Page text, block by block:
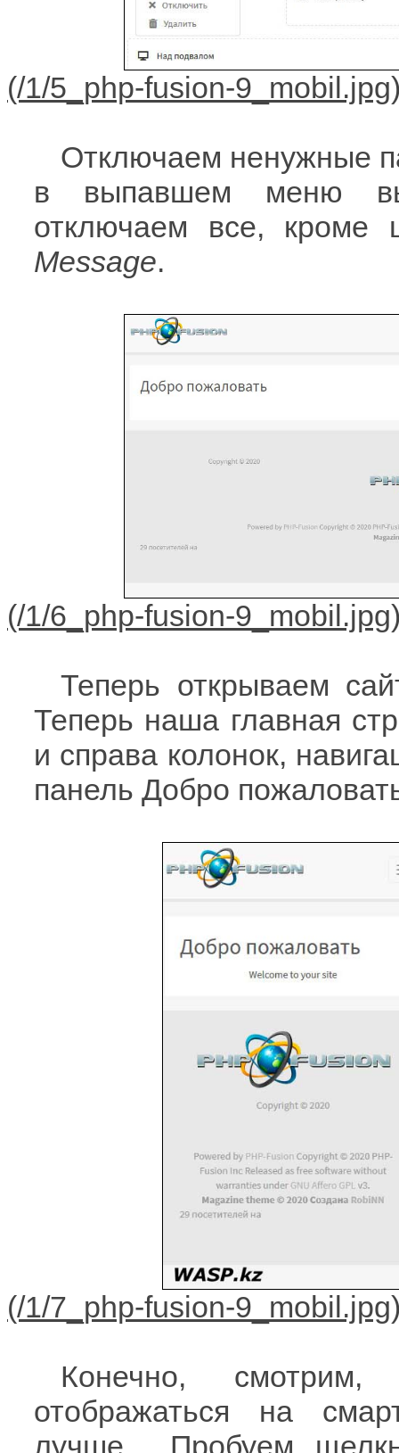
Отключаем ненужные
в выпавшем меню
отключаем все, кроме
Message.
Теперь открываем
Теперь наша главная
и справа колонок,
панель Добро
Конечно,
отображаться на
лучше... Пробуем